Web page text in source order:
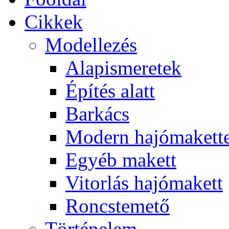
Cikkek
Modellezés
Alapismeretek
Építés alatt
Barkács
Modern
Egyéb makett
Vitorlás hajómakett
Roncstemető